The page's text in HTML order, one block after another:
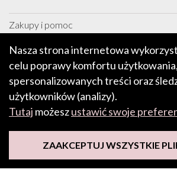
Zakupy i pomoc
Informacje
Funkcje i inspiracje
O nas
Nasza strona internetowa
celu poprawy komfortu
spersonalizowanych treści oraz
użytkowników (analizy).
Tutaj możeszustawić swoje
ZAAKCEPTUJ WSZYSTKIE